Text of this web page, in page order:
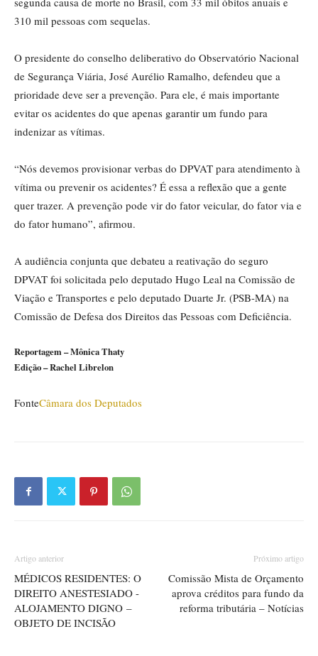
310 mil pessoas com sequelas.
O presidente do conselho deliberativo do Observatório Nacional
de Segurança Viária, José Aurélio Ramalho, defendeu que a
prioridade deve ser a prevenção. Para ele, é mais importante
evitar os acidentes do que apenas garantir um fundo para
indenizar as vítimas.
“Nós devemos provisionar verbas do DPVAT para atendimento à
vítima ou prevenir os acidentes? É essa a reflexão que a gente
quer trazer. A prevenção pode vir do fator veicular, do fator via e
do fator humano”, afirmou.
A audiência conjunta que debateu a reativação do seguro
DPVAT foi solicitada pelo deputado Hugo Leal na Comissão de
Viação e Transportes e pelo deputado Duarte Jr. (PSB-MA) na
Comissão de Defesa dos Direitos das Pessoas com Deficiência.
Reportagem – Mônica Thaty
Edição – Rachel Librelon
FonteCâmara dos Deputados
Artigo anterior
MÉDICOS RESIDENTES: O
DIREITO ANESTESIADO -
ALOJAMENTO DIGNO –
OBJETO DE INCISÃO
Próximo artigo
Comissão Mista de Orçamento
aprova créditos para fundo da
reforma tributária – Notícias